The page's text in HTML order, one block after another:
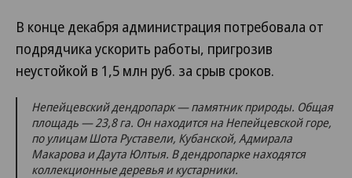
В конце декабря администрация потребовала от
подрядчика ускорить работы, пригрозив
неустойкой в 1,5 млн руб. за срыв сроков.
Непейцевский дендропарк — памятник природы. Общая
площадь — 23,8 га. Он находится на Непейцевской горе,
по улицам Шота Руставели, Кубанской, Адмирала
Макарова и Даута Юлтыя. В дендропарке находятся
коллекционные деревья и кустарники.